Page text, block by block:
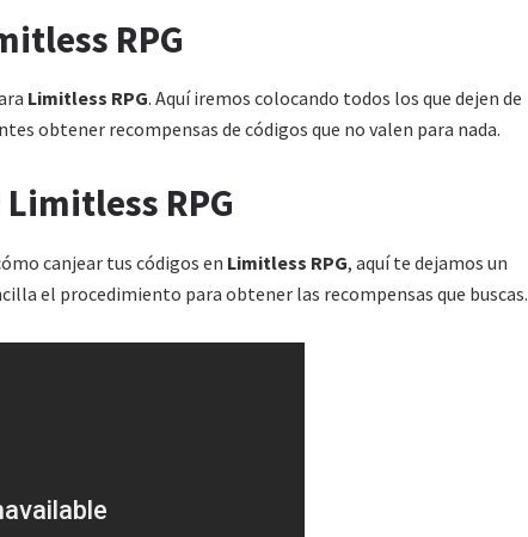
RPG
Limitless RPG. Aquí iremos colocando todos los que dejen de
obtener recompensas de códigos que no valen para nada.
RPG
canjear tus códigos en Limitless RPG, aquí te dejamos un
el procedimiento para obtener las recompensas que buscas.